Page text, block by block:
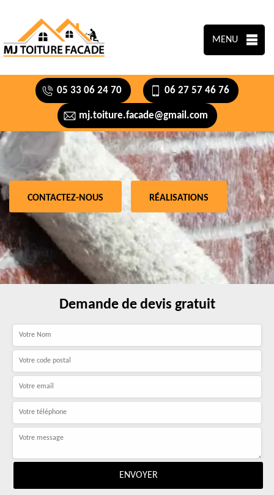
MENU
05 33 06 24 70 06 27 57 46 76
mj.toiture.facade@gmail.com
CONTACTEZ-NOUS RÉALISATIONS
Demande de devis gratuit